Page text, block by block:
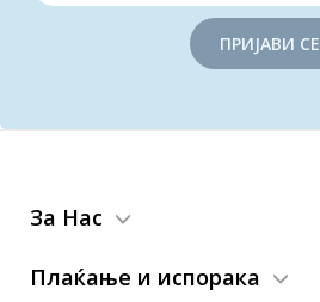
ПРИЈАВИ СЕ
За Нас
Плаќање и испорака